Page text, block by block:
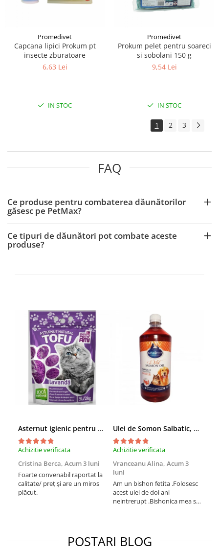
Promedivet
Capcana lipici Prokum pt
insecte zburatoare
6,63 Lei
IN STOC
Promedivet
Prokum pelet pentru soareci
si sobolani 150 g
9,54 Lei
IN STOC
1 2 3
FAQ
Ce produse pentru combaterea dăunătorilor
găsesc pe PetMax?
Ce tipuri de dăunători pot combate aceste
produse?
Asternut igienic pentru pisici Tofu Lavanda, Mon Petit 5 l
Achizitie verificata
Cristina Berca, Acum 3 luni
Foarte convenabil raportat la
calitate/ preț și are un miros
plăcut.
Ulei de Somon Salbatic, câini și pisici, piele si blană, BEST4PETS, 1l
Achizitie verificata
Vranceanu Alina, Acum 3
luni
Am un bishon fetita .Folosesc
acest ulei de doi ani
neintrerupt .Bishonica mea se
treia comanda recomand cu
mult drag !
POSTARI BLOG